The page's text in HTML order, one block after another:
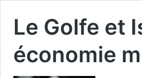
Le Golfe et
économie